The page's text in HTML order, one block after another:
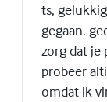
ts,
gegaan.
zorg dat je
probeer
omdat ik